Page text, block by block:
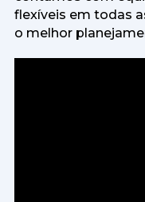
flexíveis em todas
o melhor